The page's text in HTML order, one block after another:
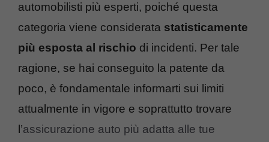
automobilisti più esperti, poiché questa
categoria viene considerata statisticamente
più esposta al rischio di incidenti. Per tale
ragione, se hai conseguito la patente da
poco, è fondamentale informarti sui limiti
attualmente in vigore e soprattutto trovare
l’assicurazione auto più adatta alle tue